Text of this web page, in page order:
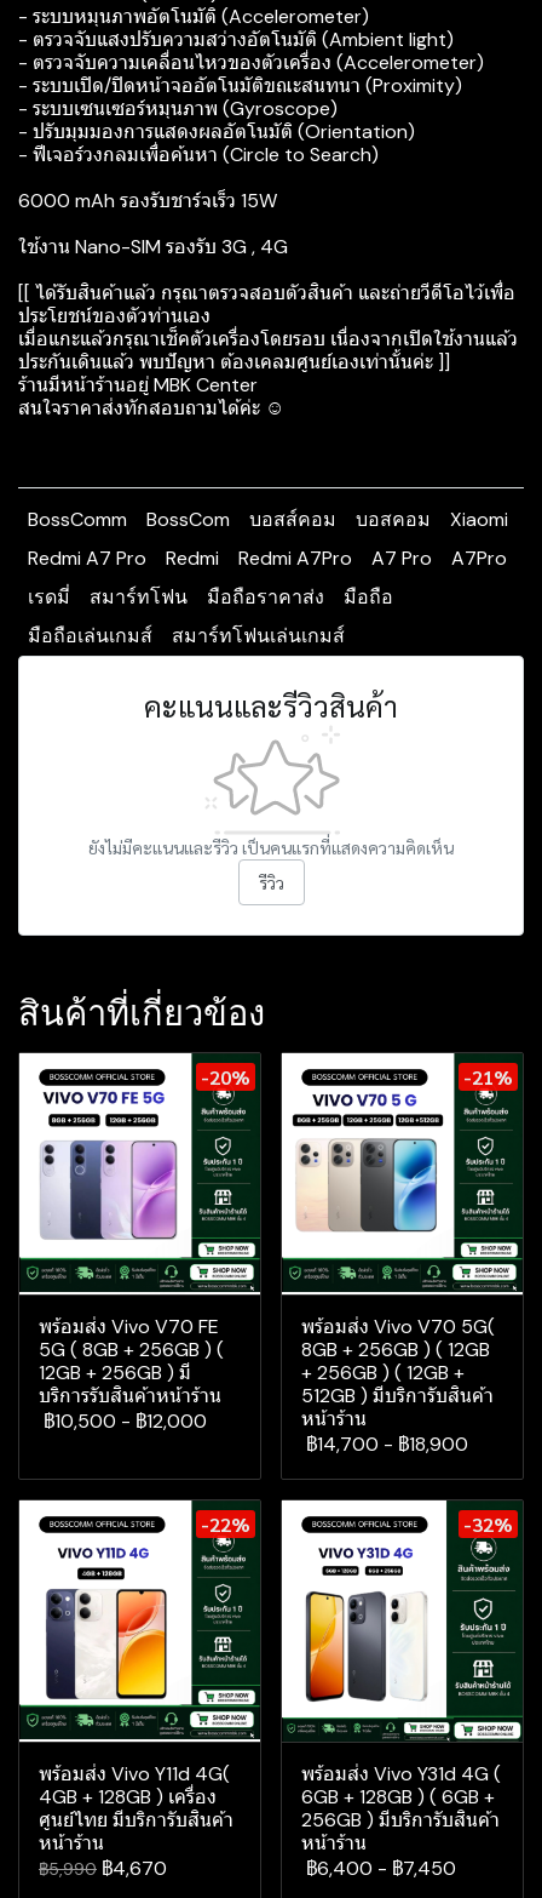
- ระบบหมุนภาพอัตโนมัติ (Accelerometer)
- ตรวจจับแสงปรับความสว่างอัตโนมัติ (Ambient light)
- ตรวจจับความเคลื่อนไหวของตัวเครื่อง (Accelerometer)
- ระบบเปิด/ปิดหน้าจออัตโนมัติขณะสนทนา (Proximity)
- ระบบเซนเซอร์หมุนภาพ (Gyroscope)
- ปรับมุมมองการแสดงผลอัตโนมัติ (Orientation)
- ฟีเจอร์วงกลมเพื่อค้นหา (Circle to Search)
6000 mAh รองรับชาร์จเร็ว 15W
ใช้งาน Nano-SIM รองรับ 3G , 4G
[[ ได้รับสินค้าแล้ว กรุณาตรวจสอบตัวสินค้า และถ่ายวีดีโอไว้เพื่อ
ประโยชน์ของตัวท่านเอง
เมื่อแกะแล้วกรุณาเช็คตัวเครื่องโดยรอบ เนื่องจากเปิดใช้งานแล้ว
ประกันเดินแล้ว พบปัญหา ต้องเคลมศูนย์เองเท่านั้นค่ะ ]]
ร้านมีหน้าร้านอยู่ MBK Center
สนใจราคาส่งทักสอบถามได้ค่ะ ☺️
BossComm BossCom บอสส์คอม บอสคอม
Xiaomi
Redmi A7 Pro
Redmi Redmi A7Pro A7 Pro
A7Pro
เรดมี่
สมาร์ทโฟน มือถือราคาส่ง
มือถือ
มือถือเล่นเกมส์
สมาร์ทโฟนเล่นเกมส์
คะแนนและรีวิวสินค้า
ยังไม่มีคะแนนและรีวิว เป็นคนแรกที่แสดงความคิดเห็น
รีวิว
สินค้าที่เกี่ยวข้อง
-20%
พร้อมส่ง Vivo V70 FE
5G ( 8GB + 256GB ) (
12GB + 256GB ) มี
บริการรับสินค้าหน้าร้าน
฿10,500 - ฿12,000
-21%
พร้อมส่ง Vivo V70 5G(
8GB + 256GB ) ( 12GB
+ 256GB ) ( 12GB +
512GB ) มีบริการับสินค้า
หน้าร้าน
฿14,700 - ฿18,900
-22%
พร้อมส่ง Vivo Y11d 4G(
4GB + 128GB ) เครื่อง
ศูนย์ไทย มีบริการับสินค้า
หน้าร้าน
฿5,990 ฿4,670
-32%
พร้อมส่ง Vivo Y31d 4G (
6GB + 128GB ) ( 6GB +
256GB ) มีบริการับสินค้า
หน้าร้าน
฿6,400 - ฿7,450